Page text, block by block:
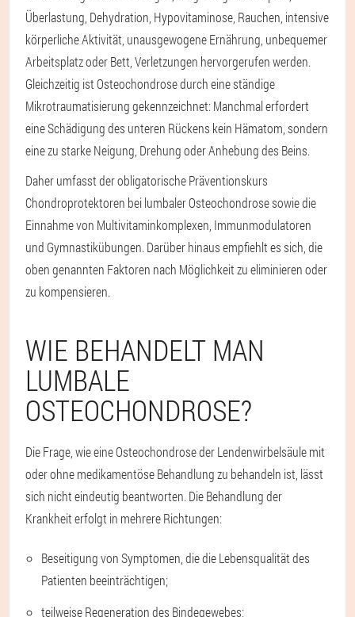
Überlastung, Dehydration, Hypovitaminose, Rauchen, intensive
körperliche Aktivität, unausgewogene Ernährung, unbequemer
Arbeitsplatz oder Bett, Verletzungen hervorgerufen werden.
Gleichzeitig ist Osteochondrose durch eine ständige
Mikrotraumatisierung gekennzeichnet: Manchmal erfordert
eine Schädigung des unteren Rückens kein Hämatom, sondern
eine zu starke Neigung, Drehung oder Anhebung des Beins.
Daher umfasst der obligatorische Präventionskurs
Chondroprotektoren bei lumbaler Osteochondrose sowie die
Einnahme von Multivitaminkomplexen, Immunmodulatoren
und Gymnastikübungen. Darüber hinaus empfiehlt es sich, die
oben genannten Faktoren nach Möglichkeit zu eliminieren oder
zu kompensieren.
WIE BEHANDELT MAN
LUMBALE
OSTEOCHONDROSE?
Die Frage, wie eine Osteochondrose der Lendenwirbelsäule mit
oder ohne medikamentöse Behandlung zu behandeln ist, lässt
sich nicht eindeutig beantworten. Die Behandlung der
Krankheit erfolgt in mehrere Richtungen:
Beseitigung von Symptomen, die die Lebensqualität des
Patienten beeinträchtigen;
teilweise Regeneration des Bindegewebes;